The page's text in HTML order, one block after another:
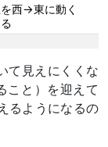
西→東に動く
（日の入りのこ
）
座標系では30
て見えにくくな
こと）を迎えて
るようになるの